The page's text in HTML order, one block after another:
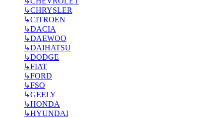
↳CHRYSLER
↳CITROEN
↳DACIA
↳DAEWOO
↳DAIHATSU
↳DODGE
↳FIAT
↳FORD
↳FSO
↳GEELY
↳HONDA
↳HYUNDAI